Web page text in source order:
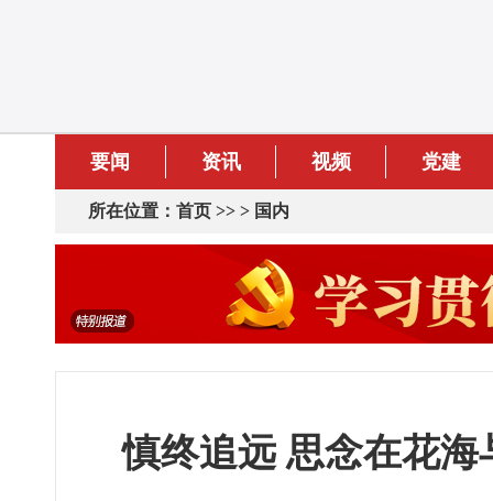
要闻 资讯 视频 党建
所在位置： 首页 >> > 国内
慎终追远 思念在花海